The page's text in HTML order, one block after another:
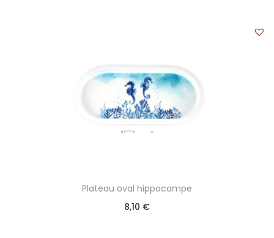
Plateau oval hippocampe
8,10 €